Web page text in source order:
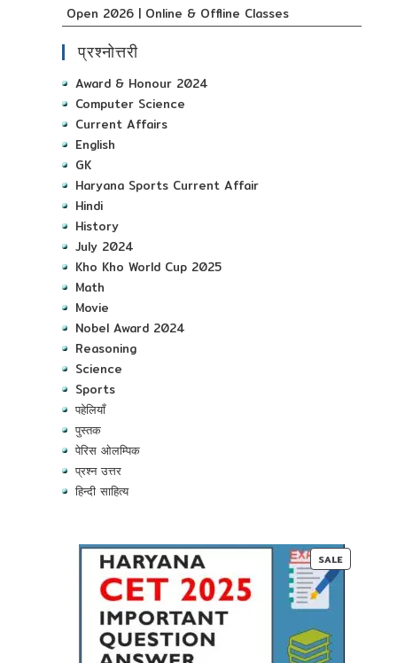
Open 2026 | Online & Offline Classes
प्रश्नोत्तरी
Award & Honour 2024
Computer Science
Current Affairs
English
GK
Haryana Sports Current Affair
Hindi
History
July 2024
Kho Kho World Cup 2025
Math
Movie
Nobel Award 2024
Reasoning
Science
Sports
पहेलियाँ
पुस्तक
पेरिस ओलम्पिक
प्रश्न उत्तर
हिन्दी साहित्य
SALE